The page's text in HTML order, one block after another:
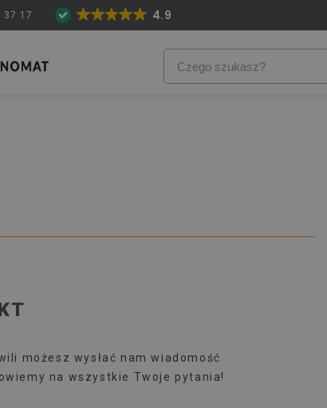
37 17 4.9
możesz wysłać nam wiadomość
na wszystkie Twoje pytania!